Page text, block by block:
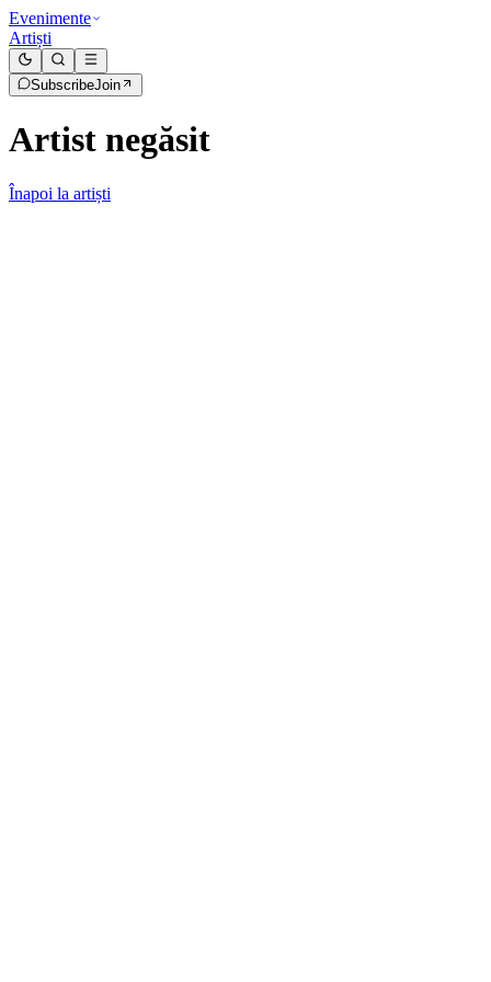
Evenimente
Artiști
SubscribeJoin
Artist negăsit
Înapoi la artiști